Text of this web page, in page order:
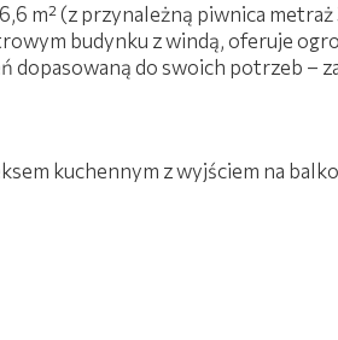
m² (z przynależną piwnica metraż
budynku z windą, oferuje
dopasowaną do swoich potrzeb –
kuchennym z wyjściem na